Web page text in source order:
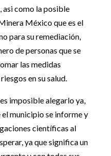
como la posible
México que es el
para su remediación,
de personas que se
las medidas
en su salud.
imposible alegarlo ya,
municipio se informe y
científicas al
ya que significa un